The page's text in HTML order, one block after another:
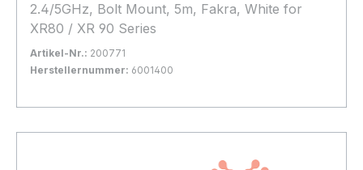
2.4/5GHz, Bolt Mount, 5m, Fakra, White for
XR80 / XR 90 Series
Artikel-Nr.: 200771
Herstellernummer: 6001400
In den Warenkorb